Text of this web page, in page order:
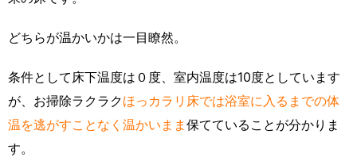
どちらが温かいかは一目瞭然。
条件として床下温度は０度、室内温度は10度としています
が、お掃除ラクラクほっカラリ床では浴室に入るまでの体
温を逃がすことなく温かいまま 保てていることが分かりま
す。